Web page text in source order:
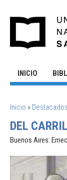
INICIO
SE ENCUENTRA
Inicio » Destacados
DEL
Buenos Aires: